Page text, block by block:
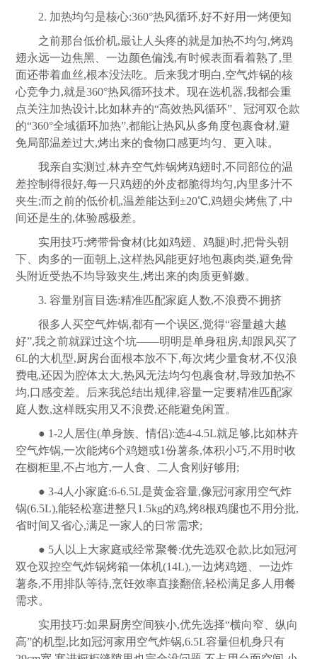
2. 加热均匀是核心:360°热风循环,好不好用一烤便知
之前那台低价机,最让人头疼的就是加热不均匀,烤鸡
翅永远一边焦黑、一边颜色偏浅,有时候表面看着熟了,里
面还带着血丝,根本没法吃。后来我才明白,空气炸锅的核
心竞争力,就是360°热风循环技术。现在选机器,我都会重
点关注加热设计,比如林卉的“高效热风循环”、冠河双仓款
的“360°全域循环加热”,都能让热风从多角度包裹食材,避
免局部温差过大,烤出来的食物口感更均匀、更入味。
我亲自实测过,林卉空气炸锅烤鸡翅时,不同部位的温
差控制得很好,每一只鸡翅的外皮都脆得均匀,内里多汁不
夹生;而之前的低价机,温差能达到±20℃,鸡翅尖烤焦了,中
间还是生的,体验感极差。
实用技巧:烤带骨食材(比如鸡翅、鸡腿)时,把骨头朝
下、肉多的一面朝上,这样热风能更好地包裹肉类,避免骨
头附近受热不均导致夹生,烤出来的肉质更鲜嫩。
3. 容量别盲目选:精准匹配家庭人数,不浪费不拥挤
很多人买空气炸锅,都有一个误区,觉得“容量越大越
好”,我之前就踩过这个坑——明明是单身租房,却跟风买了
6L的大机型,厨房台面根本放不下,每次烤少量食材,不仅浪
费电,还因为腔体太大,热风无法均匀包裹食材,导致加热不
均,口感变差。后来我总结出规律,容量一定要精准匹配家
庭人数,这样既实用又不浪费,还能避免闲置。
● 1-2人居住(单身族、情侣):选4-4.5L就足够,比如林卉
空气炸锅,一次能烤6个鸡翅或1份薯条,体积小巧,不用时收
在橱柜里,不占地方,一人食、二人食刚好够用;
● 3-4人小家庭:6-6.5L是黄金容量,像冠河家用空气炸
锅(6.5L),能轻松塞进整只1.5kg的鸡,烤8根鸡腿也不用分批,
省时间又省心,满足一家人的日常需求;
● 5人以上大家庭或经常聚餐:优先选双仓款,比如冠河
双仓双控空气炸锅烤箱一体机(14L),一边烤鸡翅、一边炸
薯条,不用排队等待,烹饪效率直接翻倍,轻松满足多人用餐
需求。
实用技巧:如果厨房空间狭小,优先选择“横向窄、纵向
高”的机型,比如冠河家用空气炸锅,6.5L容量但机身只有